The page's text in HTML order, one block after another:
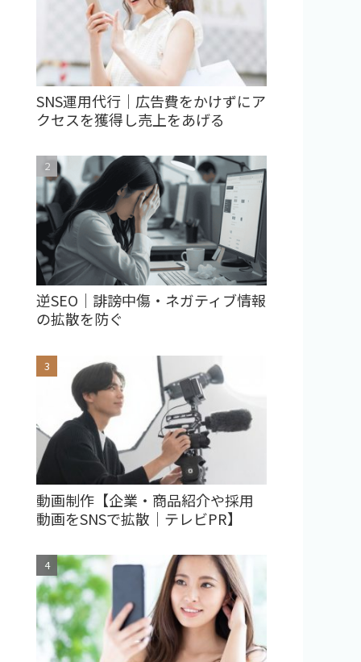
SNS運用代行｜広告費をかけずにア
クセスを獲得し売上をあげる
逆SEO｜誹謗中傷・ネガティブ情報
の拡散を防ぐ
動画制作【企業・商品紹介や採用
動画をSNSで拡散｜テレビPR】